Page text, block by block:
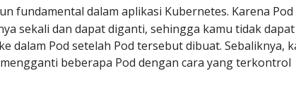
fundamental dalam aplikasi Kubernetes. Karena Pod
sekali dan dapat diganti, sehingga kamu tidak dapat
dalam Pod setelah Pod tersebut dibuat. Sebaliknya,
beberapa Pod dengan cara yang terkontrol